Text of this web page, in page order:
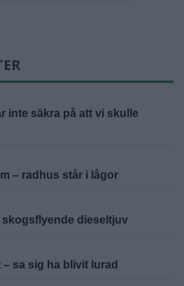
inte säkra på att vi skulle
– radhus står i lågor
dieseltjuv
sa sig ha blivit lurad